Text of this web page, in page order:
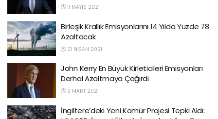
11 MAYIS 2021
Birleşik Krallık Emisyonlarını 14 Yılda Yüzde 78
Azaltacak
21 NISAN 2021
John Kerry En Büyük Kirleticileri Emisyonları
Derhal Azaltmaya Çağırdı
9 MART 2021
İngiltere’deki Yeni Kömür Projesi Tepki Aldı: